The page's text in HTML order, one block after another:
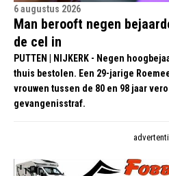
6 augustus 2026
Man berooft negen
de cel in
PUTTEN | NIJKERK - Negen
thuis bestolen. Een 29-jarige
vrouwen tussen de 80 en 98 jaar
gevangenisstraf.